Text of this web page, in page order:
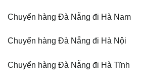
Chuyển hàng Đà Nẵng đi Hà Nam
Chuyển hàng Đà Nẵng đi Hà Nội
Chuyển hàng Đà Nẵng đi Hà Tĩnh